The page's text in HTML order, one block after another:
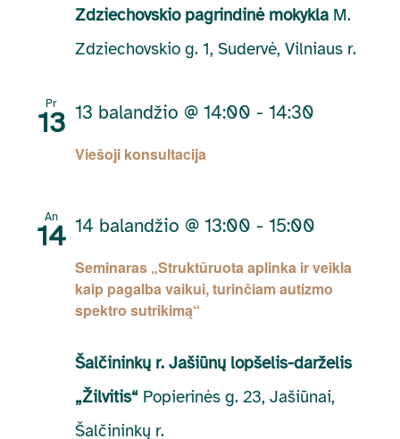
Zdziechovskio pagrindinė mokykla M.
Zdziechovskio g. 1, Sudervė, Vilniaus r.
Pr
13
Viešoji konsultacija
13 balandžio @ 14:00 - 14:30
An
14
Seminaras „Struktūruota aplinka ir veikla
kaip pagalba vaikui, turinčiam autizmo
spektro sutrikimą“
14 balandžio @ 13:00 - 15:00
Šalčininkų r. Jašiūnų lopšelis-darželis
„Žilvitis“ Popierinės g. 23, Jašiūnai,
Šalčininkų r.